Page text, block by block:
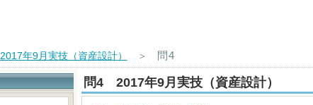
2017年9月実技（資産設計） ＞ 問4
問4 2017年9月実技（資産設計）